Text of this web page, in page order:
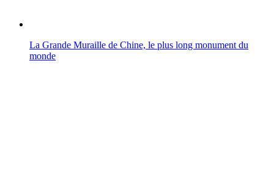
La Grande Muraille de Chine, le plus long monument du
monde